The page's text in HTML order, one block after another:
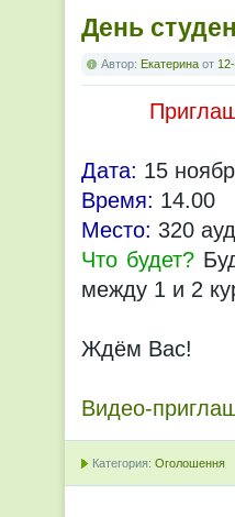
День
Автор: Екатерина от
Дата: 15
Время: 14.00
Место: 320
Что будет?
между 1 и 2
Ждём Вас!
Видео-
Категория: Оголошення